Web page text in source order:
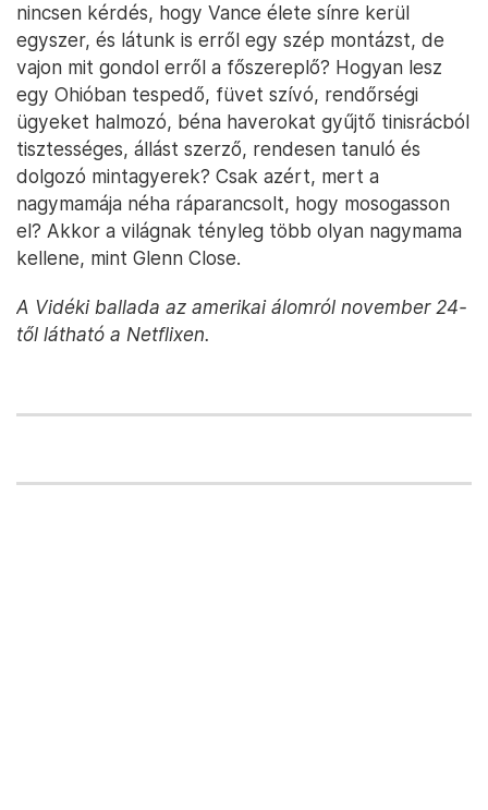
nincsen kérdés, hogy Vance élete sínre kerül
egyszer, és látunk is erről egy szép montázst, de
vajon mit gondol erről a főszereplő? Hogyan lesz
egy Ohióban tespedő, füvet szívó, rendőrségi
ügyeket halmozó, béna haverokat gyűjtő tinisrácból
tisztességes, állást szerző, rendesen tanuló és
dolgozó mintagyerek? Csak azért, mert a
nagymamája néha ráparancsolt, hogy mosogasson
el? Akkor a világnak tényleg több olyan nagymama
kellene, mint Glenn Close.
A Vidéki ballada az amerikai álomról november 24-
től látható a Netflixen.